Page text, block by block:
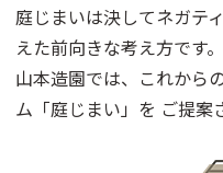
庭じまいは決してネガテ
えた前向きな考え方です。
山本造園では、これから
ム「庭じまい」を ご提案